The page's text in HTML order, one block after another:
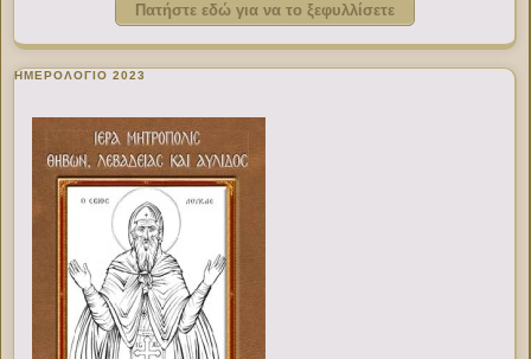
Πατήστε εδώ για να το ξεφυλλίσετε
ΗΜΕΡΟΛΟΓΙΟ 2023